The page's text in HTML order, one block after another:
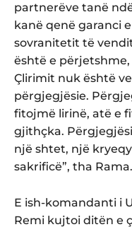
partnerëve tanë
kanë qenë garanci
sovranitetit të
është e
Çlirimit nuk është
përgjegjësie.
fitojmë lirinë, atë e
gjithçka.
një shtet, një
sakrificë”, tha Rama.
E ish-komandanti i
Remi kujtoi ditën e